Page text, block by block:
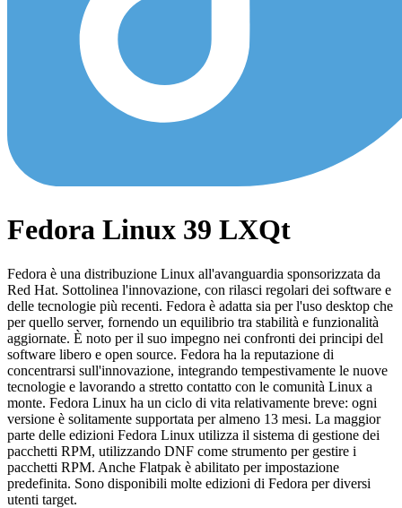
Fedora Linux 39 LXQt
Fedora è una distribuzione Linux all'avanguardia sponsorizzata da
Red Hat. Sottolinea l'innovazione, con rilasci regolari dei software e
delle tecnologie più recenti. Fedora è adatta sia per l'uso desktop che
per quello server, fornendo un equilibrio tra stabilità e funzionalità
aggiornate. È noto per il suo impegno nei confronti dei principi del
software libero e open source. Fedora ha la reputazione di
concentrarsi sull'innovazione, integrando tempestivamente le nuove
tecnologie e lavorando a stretto contatto con le comunità Linux a
monte. Fedora Linux ha un ciclo di vita relativamente breve: ogni
versione è solitamente supportata per almeno 13 mesi. La maggior
parte delle edizioni Fedora Linux utilizza il sistema di gestione dei
pacchetti RPM, utilizzando DNF come strumento per gestire i
pacchetti RPM. Anche Flatpak è abilitato per impostazione
predefinita. Sono disponibili molte edizioni di Fedora per diversi
utenti target.